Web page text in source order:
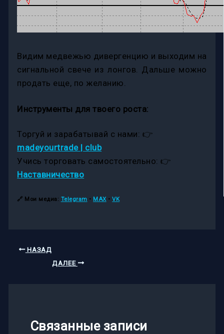
Видим медвежью дивергенцию и выходим на
сигнальной свече из лонгов. Дальше можно
продать еще, по желанию.
Инструменты для твоего роста:
Торгуй и зарабатывай с нами: 👉
madeyourtrade | club
Учись торговать самостоятельно: 👉
Наставничество
🔗 Мои медиа: Telegram • MAX•VK
НАЗАД
ДАЛЕЕ
Связанные записи